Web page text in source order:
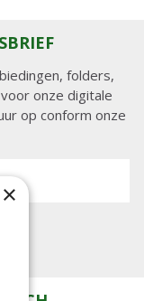
folders,
onze digitale
op conform onze
×